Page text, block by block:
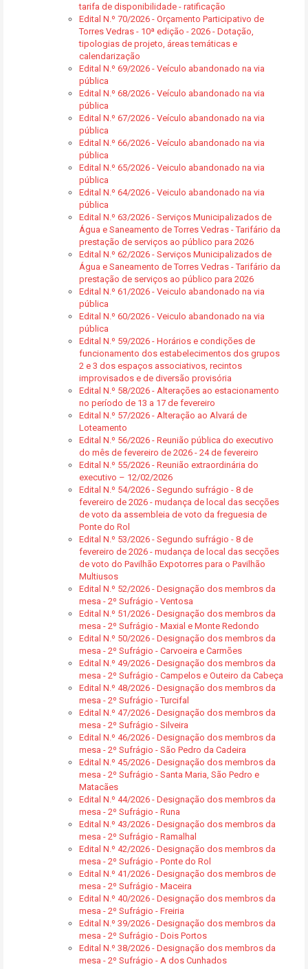
tarifa de disponibilidade - ratificação
Edital N.º 70/2026 - Orçamento Participativo de
Torres Vedras - 10ª edição - 2026 - Dotação,
tipologias de projeto, áreas temáticas e
calendarização
Edital N.º 69/2026 - Veículo abandonado na via
pública
Edital N.º 68/2026 - Veículo abandonado na via
pública
Edital N.º 67/2026 - Veículo abandonado na via
pública
Edital N.º 66/2026 - Veículo abandonado na via
pública
Edital N.º 65/2026 - Veiculo abandonado na via
pública
Edital N.º 64/2026 - Veiculo abandonado na via
pública
Edital N.º 63/2026 - Serviços Municipalizados de
Água e Saneamento de Torres Vedras - Tarifário da
prestação de serviços ao público para 2026
Edital N.º 62/2026 - Serviços Municipalizados de
Água e Saneamento de Torres Vedras - Tarifário da
prestação de serviços ao público para 2026
Edital N.º 61/2026 - Veiculo abandonado na via
pública
Edital N.º 60/2026 - Veiculo abandonado na via
pública
Edital N.º 59/2026 - Horários e condições de
funcionamento dos estabelecimentos dos grupos
2 e 3 dos espaços associativos, recintos
improvisados e de diversão provisória
Edital N.º 58/2026 - Alterações ao estacionamento
no período de 13 a 17 de fevereiro
Edital N.º 57/2026 - Alteração ao Alvará de
Loteamento
Edital N.º 56/2026 - Reunião pública do executivo
do mês de fevereiro de 2026 - 24 de fevereiro
Edital N.º 55/2026 - Reunião extraordinária do
executivo – 12/02/2026
Edital N.º 54/2026 - Segundo sufrágio - 8 de
fevereiro de 2026 - mudança de local das secções
de voto da assembleia de voto da freguesia de
Ponte do Rol
Edital N.º 53/2026 - Segundo sufrágio - 8 de
fevereiro de 2026 - mudança de local das secções
de voto do Pavilhão Expotorres para o Pavilhão
Multiusos
Edital N.º 52/2026 - Designação dos membros da
mesa - 2º Sufrágio - Ventosa
Edital N.º 51/2026 - Designação dos membros da
mesa - 2º Sufrágio - Maxial e Monte Redondo
Edital N.º 50/2026 - Designação dos membros da
mesa - 2º Sufrágio - Carvoeira e Carmões
Edital N.º 49/2026 - Designação dos membros da
mesa - 2º Sufrágio - Campelos e Outeiro da Cabeça
Edital N.º 48/2026 - Designação dos membros da
mesa - 2º Sufrágio - Turcifal
Edital N.º 47/2026 - Designação dos membros da
mesa - 2º Sufrágio - Silveira
Edital N.º 46/2026 - Designação dos membros da
mesa - 2º Sufrágio - São Pedro da Cadeira
Edital N.º 45/2026 - Designação dos membros da
mesa - 2º Sufrágio - Santa Maria, São Pedro e
Matacães
Edital N.º 44/2026 - Designação dos membros da
mesa - 2º Sufrágio - Runa
Edital N.º 43/2026 - Designação dos membros da
mesa - 2º Sufrágio - Ramalhal
Edital N.º 42/2026 - Designação dos membros da
mesa - 2º Sufrágio - Ponte do Rol
Edital N.º 41/2026 - Designação dos membros de
mesa - 2º Sufrágio - Maceira
Edital N.º 40/2026 - Designação dos membros da
mesa - 2º Sufrágio - Freiria
Edital N.º 39/2026 - Designação dos membros da
mesa - 2º Sufrágio - Dois Portos
Edital N.º 38/2026 - Designação dos membros da
mesa - 2º Sufrágio - A dos Cunhados